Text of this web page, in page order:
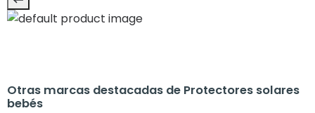
Otras marcas destacadas de Protectores solares
bebés